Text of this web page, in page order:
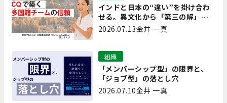
インドと日本の“違い”を掛け合わ
せる。異文化から「第三の解」を
生み出す実践【現場を変えるCQ白
2026.07.13金井 一真
「メンバーシップ型」の限界と、
「ジョブ型」の落とし穴
組織
2026.07.10金井 一真